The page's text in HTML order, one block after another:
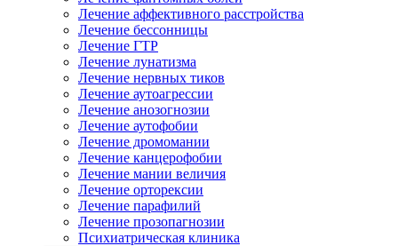
Лечение аффективного расстройства
Лечение бессонницы
Лечение ГТР
Лечение лунатизма
Лечение нервных тиков
Лечение аутоагрессии
Лечение анозогнозии
Лечение аутофобии
Лечение дромомании
Лечение канцерофобии
Лечение мании величия
Лечение орторексии
Лечение парафилий
Лечение прозопагнозии
Психиатрическая клиника